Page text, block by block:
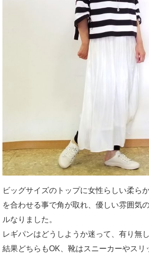
ビッグサイズのトップに女性らしい柔ら
を合わせる事で角が取れ、優しい雰囲気
ルなりました。
レギパンはどうしようか迷って、有り無
結果どちらもOK、靴はスニーカーやスリ